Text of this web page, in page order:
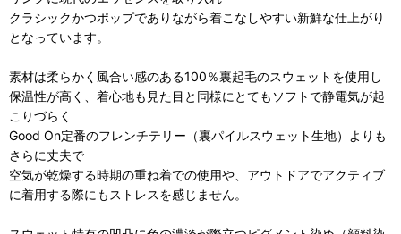
クラシックかつポップでありながら着こなしやすい新鮮な仕上がり
となっています。
素材は柔らかく風合い感のある100％裏起毛のスウェットを使用し
保温性が高く、着心地も見た目と同様にとてもソフトで静電気が起
こりづらく
Good On定番のフレンチテリー（裏パイルスウェット生地）よりも
さらに丈夫で
空気が乾燥する時期の重ね着での使用や、アウトドアでアクティブ
に着用する際にもストレスを感じません。